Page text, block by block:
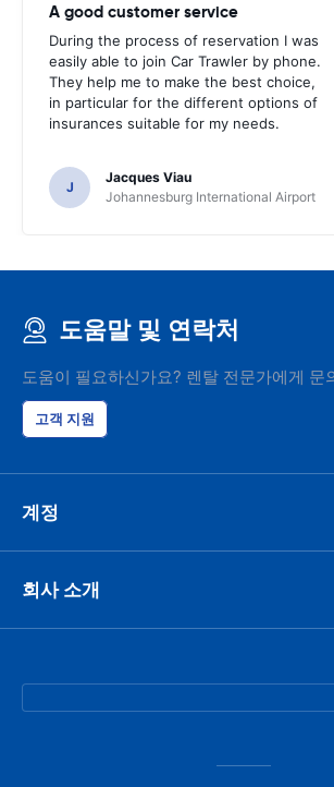
A good customer service
During the process of reservation I was
easily able to join Car Trawler by phone.
They help me to make the best choice,
in particular for the different options of
insurances suitable for my needs.
J
Jacques Viau
Johannesburg International Airport
도움말 및 연락처
도움이 필요하신가요? 렌탈 전문가에게 문
고객 지원
계정
회사 소개